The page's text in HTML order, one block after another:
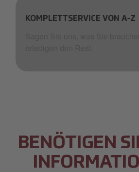
KOMPLETTSERVICE VON A-Z
BENÖTIGEN